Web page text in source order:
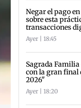
Negar el pago
sobre esta
transacciones
Ayer | 18:45
Sagrada Familia
con la gran final
2026"
Ayer | 18:20